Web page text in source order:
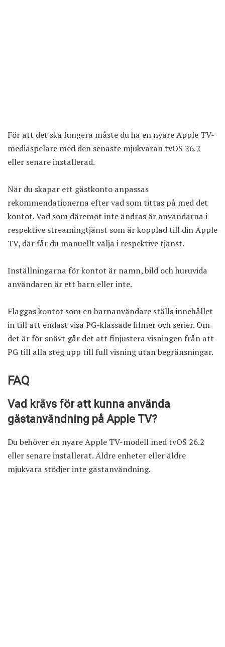
För att det ska fungera måste du ha en nyare Apple TV-
mediaspelare med den senaste mjukvaran tvOS 26.2
eller senare installerad.
När du skapar ett gästkonto anpassas
rekommendationerna efter vad som tittas på med det
kontot. Vad som däremot inte ändras är användarna i
respektive streamingtjänst som är kopplad till din Apple
TV, där får du manuellt välja i respektive tjänst.
Inställningarna för kontot är namn, bild och huruvida
användaren är ett barn eller inte.
Flaggas kontot som en barnanvändare ställs innehållet
in till att endast visa PG-klassade filmer och serier. Om
det är för snävt går det att finjustera visningen från att
PG till alla steg upp till full visning utan begränsningar.
FAQ
Vad krävs för att kunna använda
gästanvändning på Apple TV?
Du behöver en nyare Apple TV-modell med tvOS 26.2
eller senare installerat. Äldre enheter eller äldre
mjukvara stödjer inte gästanvändning.